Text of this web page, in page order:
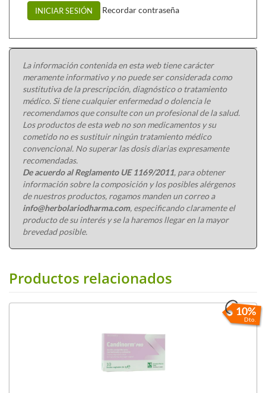
INICIAR SESIÓN Recordar contraseña
La información contenida en esta web tiene carácter
meramente informativo y no puede ser considerada como
sustitutiva de la prescripción, diagnóstico o tratamiento
médico. Si tiene cualquier enfermedad o dolencia le
recomendamos que consulte con un profesional de la salud.
Los productos de esta web no son medicamentos y su
cometido no es sustituir ningún tratamiento médico
convencional. No superar las dosis diarias expresamente
recomendadas.
De acuerdo al Reglamento UE 1169/2011, para obtener
información sobre la composición y los posibles alérgenos
de nuestros productos, rogamos manden un correo a
info@herbolariodharma.com, especificando claramente el
producto de su interés y se la haremos llegar en la mayor
brevedad posible.
Productos relacionados
10%
Dto.